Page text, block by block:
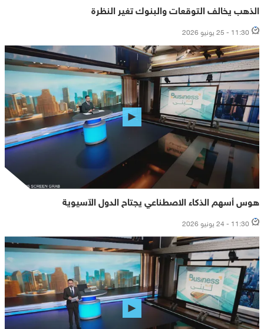
الذهب يخالف التوقعات والبنوك تغير النظرة
11:30 - 25 يونيو 2026
هوس أسهم الذكاء الاصطناعي يجتاح الدول الآسيوية
11:30 - 24 يونيو 2026